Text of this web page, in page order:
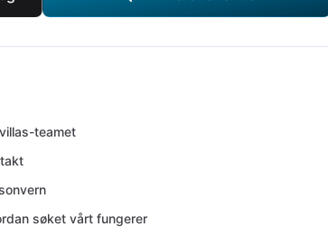
teamet
søket vårt fungerer